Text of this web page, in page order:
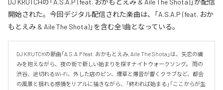
DJ KRUTCHの「A.S.A.P (feat. おかもとえみ & Aile The Shota)」が配信
開始された。今回デジタル配信された楽曲は、「A.S.A.P (feat. おか
もとえみ & Aile The Shota)」を含む全1曲となっている。
DJ KRUTCHの新曲「A.S.A.P feat. おかもとえみ, Aile The Shota」は、失恋の痛
みを抱えながら、夜の街で新しい始まりを探すナイトウォークソング。 雨の
渋谷、途切れるWi-Fi、外した店のピン、煙草と爆音が響くクラブなど、都会
の風景と揺れる感情をリアルに描きながら、「終われば始まる」「ここからが生